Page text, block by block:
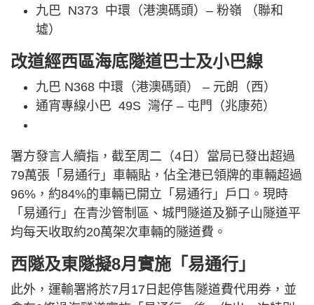
九巴 N373 中環（港澳碼頭）– 粉嶺 （聯和
墟）
改道經西區海底隧道巴士及小巴線
九巴 N368 中環（港澳碼頭） – 元朗（西）
通宵專線小巴 49S 灣仔 – 屯門（兆康苑）
署方發言人續指，截至周二（4日）當局已發出超過
79萬張「易通行」車輛貼，佔全港已領牌的車輛超過
96%，約84%的車輛已開立「易通行」戶口。現時
「易通行」在青沙管制區、城門隧道及獅子山隧道平
均每天收取約20萬架次車輛的隧道費。
西隧及東隧擬8月實施「易通行」
此外，運輸署將於7月17日起停售隧道費代用券，並